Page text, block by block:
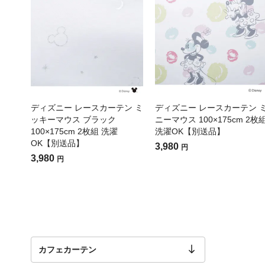
ディズニー レースカーテン ミ
ッキーマウス ブラック
100×175cm 2枚組 洗濯
OK【別送品】
3,980 円
ディズニー レースカーテン
ニーマウス 100×175cm 2枚
洗濯OK【別送品】
3,980 円
カフェカーテン